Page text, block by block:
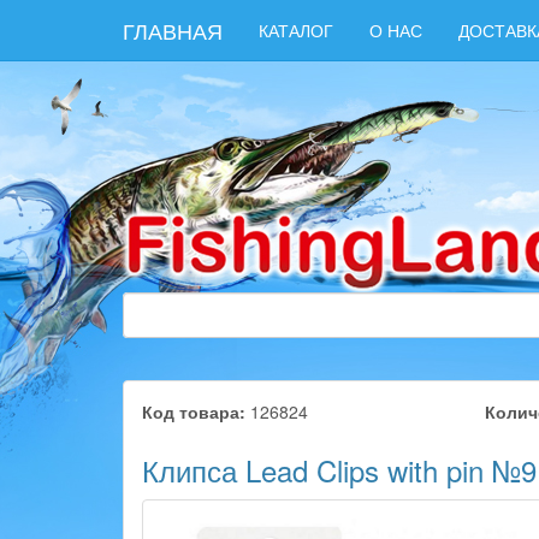
ГЛАВНАЯ КАТАЛОГ О НАС
Код товара: 126824
Клипса Lead Clips with pin